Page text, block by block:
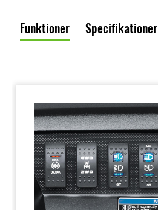
Funktioner Specifikationer